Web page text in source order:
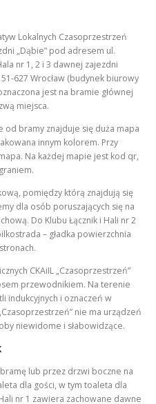
Lokalnych Czasoprzestrzeń
„Dąbie” pod adresem ul.
nr 1, 2 i 3 dawnej zajezdni
627 Wrocław (budynek biurowy
jest na bramie głównej
miejsca.
bramy znajduje się duża mapa
innym kolorem. Przy
Na każdej mapie jest kod qr,
pomiędzy którą znajdują się
dla osób poruszających się na
Do Klubu Łącznik i Hali nr 2
– gładka powierzchnia
CKAiIL „Czasoprzestrzeń”
przewodnikiem. Na terenie
indukcyjnych i oznaczeń w
nie ma urządzeń
niewidome i słabowidzące.
lub przez drzwi boczne na
dla gości, w tym toaleta dla
nr 1 zawiera zachowane dawne